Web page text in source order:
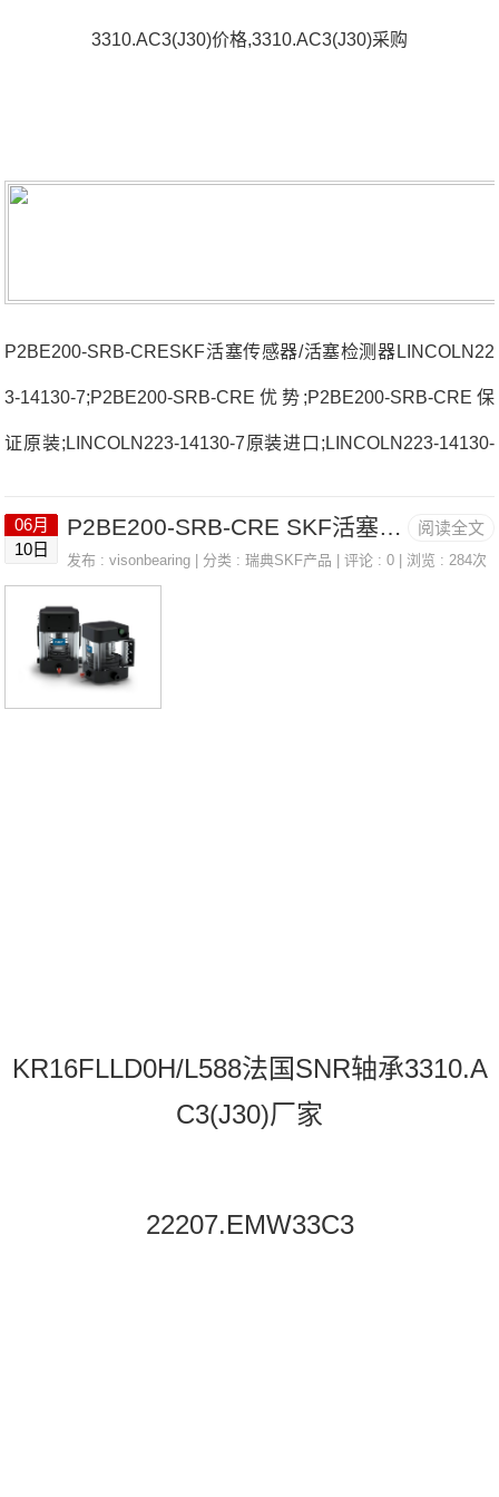
3310.AC3(J30)价格,3310.AC3(J30)采购
P2BE200-SRB-CRESKF活塞传感器/活塞检测器LINCOLN22
3-14130-7;P2BE200-SRB-CRE优势;P2BE200-SRB-CRE保
证原装;LINCOLN223-14130-7原装进口;LINCOLN223-14130-
家TOOLHMV42/PISTONSEALSUKF211D1法国SNR轴承331
0.AC3(J30)参数3310.AC3(J30)价格,3310.AC3(J30)采购 热销
型号推荐：3310.AC3(J30)，CB224M80H&n
阅读全文
06月
10日
P2BE200-SRB-CRE SKF活塞传感器/活塞检测器 LINCOLN 223-14130-7
发布 :visonbearing | 分类 :瑞典SKF产品 | 评论 : 0 | 浏览 : 284次
KR16FLLD0H/L588法国SNR轴承3310.A
C3(J30)厂家
22207.EMW33C3